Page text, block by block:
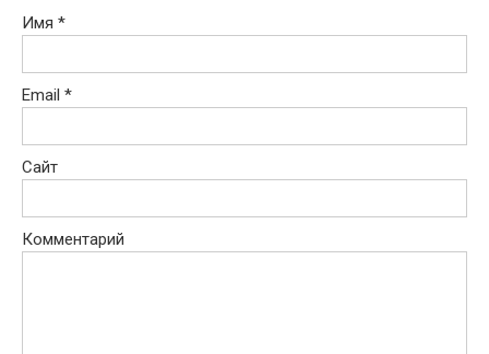
Имя *
Email *
Сайт
Комментарий